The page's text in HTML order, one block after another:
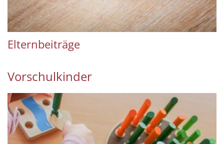
Elternbeiträge
Vorschulkinder